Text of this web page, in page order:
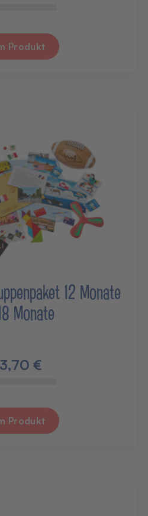
Produkt
12 Monate
Monate
€
Produkt